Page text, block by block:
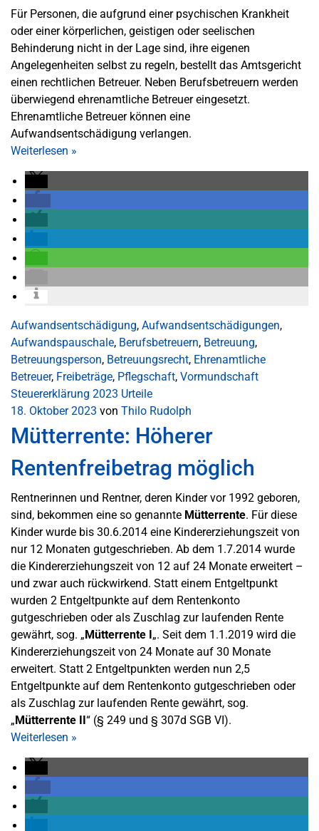
Für Personen, die aufgrund einer psychischen Krankheit
oder einer körperlichen, geistigen oder seelischen
Behinderung nicht in der Lage sind, ihre eigenen
Angelegenheiten selbst zu regeln, bestellt das Amtsgericht
einen rechtlichen Betreuer. Neben Berufsbetreuern werden
überwiegend ehrenamtliche Betreuer eingesetzt.
Ehrenamtliche Betreuer können eine
Aufwandsentschädigung verlangen.
Weiterlesen »
Aufwandsentschädigung, Aufwandsentschädigungen,
Aufwandspauschale, Berufsbetreuern, Betreuung,
Betreuungsperson, Betreuungsrecht, Ehrenamtliche
Betreuer, Freibeträge, Pflegschaft, Vormundschaft
Steuererklärung 2023 Urteile
18. Oktober 2023 von Thilo Rudolph
Mütterrente: Höherer
Rentenfreibetrag möglich
Rentnerinnen und Rentner, deren Kinder vor 1992 geboren,
sind, bekommen eine so genannte Mütterrente. Für diese
Kinder wurde bis 30.6.2014 eine Kindererziehungszeit von
nur 12 Monaten gutgeschrieben. Ab dem 1.7.2014 wurde
die Kindererziehungszeit von 12 auf 24 Monate erweitert –
und zwar auch rückwirkend. Statt einem Entgeltpunkt
wurden 2 Entgeltpunkte auf dem Rentenkonto
gutgeschrieben oder als Zuschlag zur laufenden Rente
gewährt, sog. „Mütterrente I„. Seit dem 1.1.2019 wird die
Kindererziehungszeit von 24 Monate auf 30 Monate
erweitert. Statt 2 Entgeltpunkten werden nun 2,5
Entgeltpunkte auf dem Rentenkonto gutgeschrieben oder
als Zuschlag zur laufenden Rente gewährt, sog.
„Mütterrente II“ (§ 249 und § 307d SGB VI).
Weiterlesen »